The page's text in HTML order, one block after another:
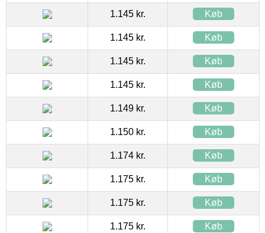
1.145 kr. Køb
1.145 kr. Køb
1.145 kr. Køb
1.145 kr. Køb
1.149 kr. Køb
1.150 kr. Køb
1.174 kr. Køb
1.175 kr. Køb
1.175 kr. Køb
1.175 kr. Køb